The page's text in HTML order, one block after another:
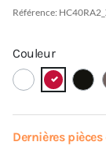
Référence:
Couleur
Dernières